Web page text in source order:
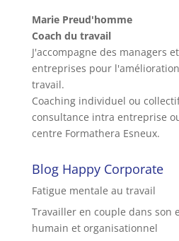
Marie Preud'homme
Coach du travail
J'accompagne des managers
entreprises pour
travail.
Coaching individuel ou
consultance intra entreprise
centre Formathera Esneux.
Blog Happy Corporate
Fatigue mentale au travail
Travailler en couple dans son
humain et organisationnel